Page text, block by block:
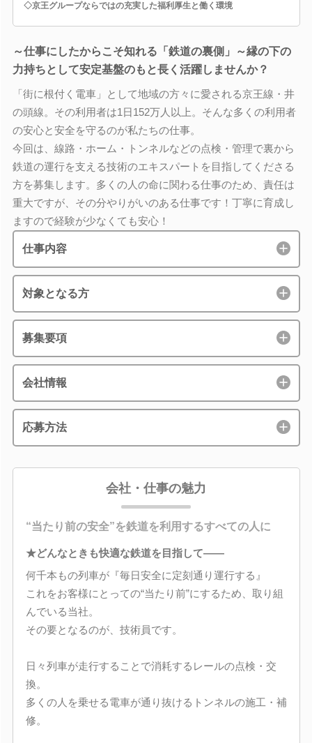
◇京王グループならではの充実した福利厚生と働く環境
～仕事にしたからこそ知れる「鉄道の裏側」～縁の下の
力持ちとして安定基盤のもと長く活躍しませんか？
「街に根付く電車」として地域の方々に愛される京王線・井
の頭線。その利用者は1日152万人以上。そんな多くの利用者
の安心と安全を守るのが私たちの仕事。
今回は、線路・ホーム・トンネルなどの点検・管理で裏から
鉄道の運行を支える技術のエキスパートを目指してくださる
方を募集します。多くの人の命に関わる仕事のため、責任は
重大ですが、その分やりがいのある仕事です！丁寧に育成し
ますので経験が少なくても安心！
仕事内容
対象となる方
募集要項
会社情報
応募方法
会社・仕事の魅力
“当たり前の安全”を鉄道を利用するすべての人に
★どんなときも快適な鉄道を目指して――
何千本もの列車が『毎日安全に定刻通り運行する』
これをお客様にとっての“当たり前”にするため、取り組
んでいる当社。
その要となるのが、技術員です。
日々列車が走行することで消耗するレールの点検・交
換。
多くの人を乗せる電車が通り抜けるトンネルの施工・補
修。